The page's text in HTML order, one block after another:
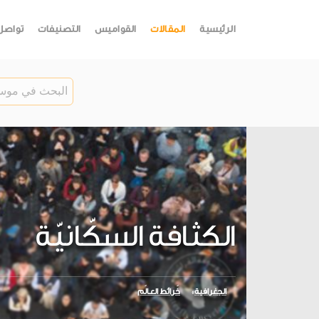
الرئيسية المقالات القواميس التصنيفات
الكثافة السكّانيّة
الجغرافية خَرائط العـالَم